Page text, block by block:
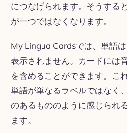
につなげられます。そうする
が一つではなくなります。
My Lingua Cardsでは、単語
表示されません。カードには
を含めることができます。こ
単語が単なるラベルではなく
のあるもののように感じられ
ます。